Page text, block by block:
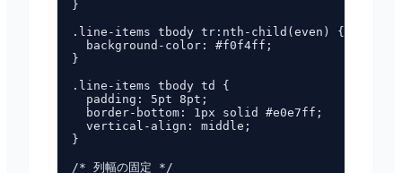
}
.line-items tbody tr:nth-child(even) {
  background-color: #f0f4ff;
}
.line-items tbody td {
  padding: 5pt 8pt;
  border-bottom: 1px solid #e0e7ff;
  vertical-align: middle;
}
/* 列幅の固定 */